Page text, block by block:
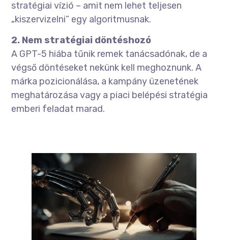
stratégiai vízió – amit nem lehet teljesen
„kiszervizelni” egy algoritmusnak.
2. Nem stratégiai döntéshozó
A GPT-5 hiába tűnik remek tanácsadónak, de a
végső döntéseket nekünk kell meghoznunk. A
márka pozicionálása, a kampány üzenetének
meghatározása vagy a piaci belépési stratégia
emberi feladat marad.